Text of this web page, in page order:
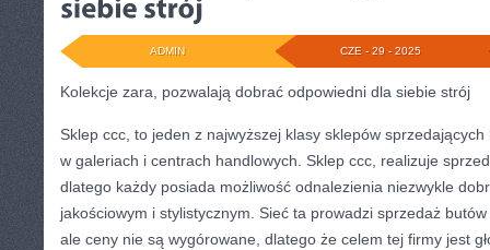
CZE - 29 - 2025
ADMIN
Kolekcje zara, pozwalają dobrać odpowiedni dla siebie strój
Sklep ccc, to jeden z najwyższej klasy sklepów
w galeriach i centrach handlowych. Sklep ccc, realizuje
dlatego każdy posiada możliwość odnalezienia niezwykle
jakościowym i stylistycznym. Sieć ta prowadzi sprzedaż
ale ceny nie są wygórowane, dlatego że celem tej firmy jest